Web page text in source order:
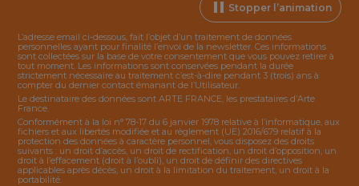
Stopper l’animation
L’adresse email ci-dessous, fait l’objet d’un traitement de données
personnelles ayant pour finalité l’envoi de la newsletter. Ces informations
sont collectées sur la base de votre consentement que vous pouvez retirer à
tout moment. Les informations sont conservées pendant la durée
strictement nécessaire au traitement c’est-à-dire pendant 3 (trois) ans à
compter du dernier contact émanant de l’Utilisateur.
Le destinataire des données sont ARTE FRANCE, les prestataires d’Arte
France.
Conformément à la loi n° 78-17 du 6 janvier 1978 relative à l’informatique, aux
fichiers et aux libertés modifiée et au règlement (UE) 2016/679 relatif à la
protection des données à caractère personnel, vous disposez des droits
suivants : un droit d’accès, un droit de rectification, un droit d’opposition, un
droit à l’effacement (droit à l’oubli), un droit de définir des directives
applicables après décès, un droit à la limitation du traitement, un droit à la
portabilité.